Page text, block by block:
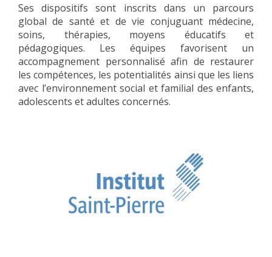
Ses dispositifs sont inscrits dans un parcours
global de santé et de vie conjuguant médecine,
soins, thérapies, moyens éducatifs et
pédagogiques. Les équipes favorisent un
accompagnement personnalisé afin de restaurer
les compétences, les potentialités ainsi que les liens
avec l’environnement social et familial des enfants,
adolescents et adultes concernés.